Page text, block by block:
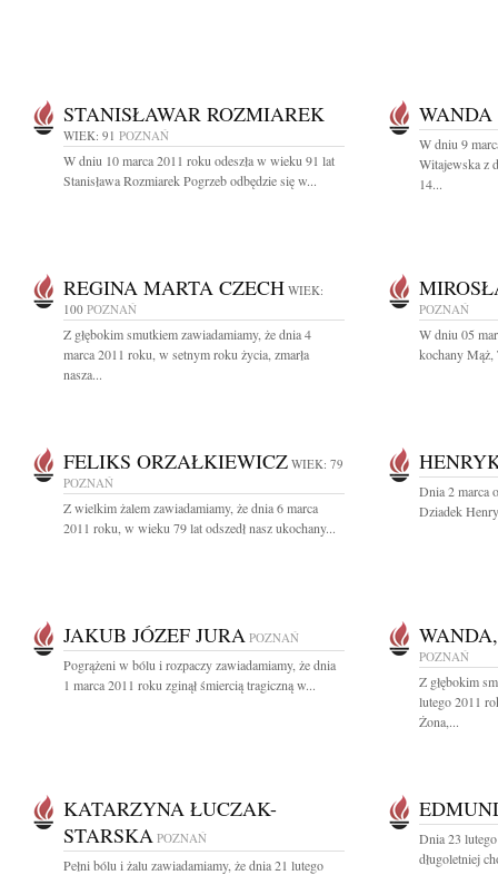
STANISŁAWAR ROZMIAREK
WIEK: 91 POZNAŃ
W dniu 10 marca 2011 roku odeszła w wieku 91 lat
Stanisława Rozmiarek Pogrzeb odbędzie się w...
W dniu 9
Witajewska z
14...
REGINA MARTA CZECH WIEK:
100 POZNAŃ
Z głębokim smutkiem zawiadamiamy, że dnia 4
marca 2011 roku, w setnym roku życia, zmarła
nasza...
POZNAŃ
W dniu 05
kochany Mąż,
FELIKS ORZAŁKIEWICZ WIEK: 79
POZNAŃ
Z wielkim żalem zawiadamiamy, że dnia 6 marca
2011 roku, w wieku 79 lat odszedł nasz ukochany...
Dnia 2 marca
Dziadek
JAKUB JÓZEF JURA POZNAŃ
Pogrążeni w bólu i rozpaczy zawiadamiamy, że dnia
1 marca 2011 roku zginął śmiercią tragiczną w...
POZNAŃ
Z głębokim
lutego 2011
Żona,...
KATARZYNA ŁUCZAK-
STARSKA POZNAŃ
Pełni bólu i żalu zawiadamiamy, że dnia 21 lutego
Dnia 23
długoletniej